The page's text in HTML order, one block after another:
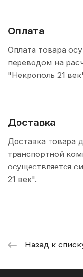
Оплата
Оплата товара
переводом на
"Некрополь 21
Доставка
Доставка товара
транспортной
осуществляется
21 век".
Назад к